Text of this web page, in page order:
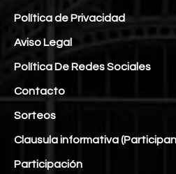
Política de Privacidad
Aviso Legal
Política De Redes Sociales
Contacto
Sorteos
Clausula informativa
Participación